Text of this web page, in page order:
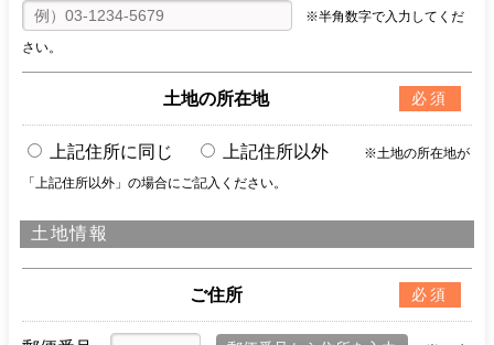
※半角数字で入力してくだ
さい。
土地の所在地 必須
上記住所に同じ 上記住所以外
※土地の所在地が
「上記住所以外」の場合にご記入ください。
土地情報
ご住所 必須